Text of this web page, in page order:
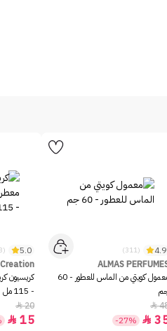
4.9
(311)
ALMAS
معمول كويتي من الماس للعطور - 60


-27%
5.0
(3)
كريسيون
- 115 مل
20

15
